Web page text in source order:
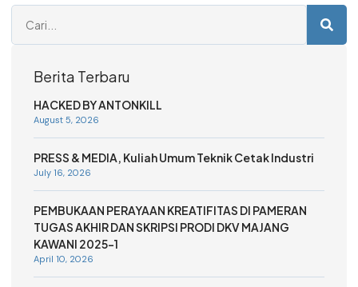
Berita Terbaru
HACKED BY ANTONKILL
August 5, 2026
PRESS & MEDIA, Kuliah Umum Teknik Cetak Industri
July 16, 2026
PEMBUKAAN PERAYAAN KREATIFITAS DI PAMERAN
TUGAS AKHIR DAN SKRIPSI PRODI DKV MAJANG
KAWANI 2025-1
April 10, 2026